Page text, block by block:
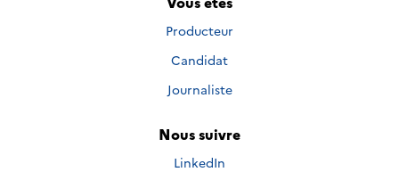
Producteur
Candidat
Journaliste
Nous suivre
Nous suivre sur
LinkedIn